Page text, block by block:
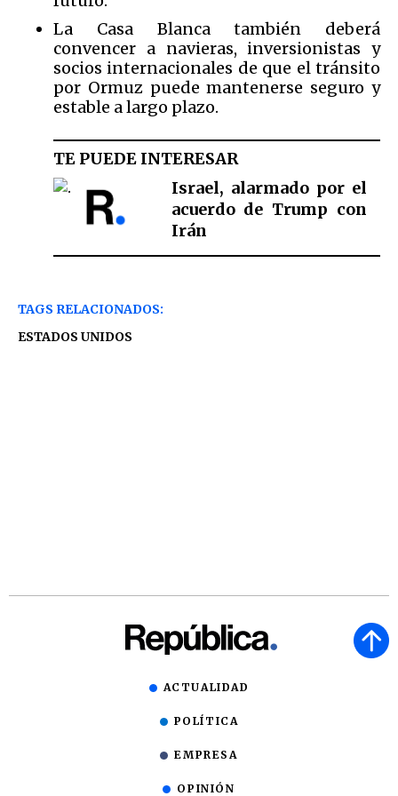
La Casa Blanca también deberá
convencer a navieras, inversionistas y
socios internacionales de que el tránsito
por Ormuz puede mantenerse seguro y
estable a largo plazo.
TE PUEDE INTERESAR
Israel, alarmado por el
acuerdo de Trump con
Irán
TAGS RELACIONADOS:
ESTADOS UNIDOS
ACTUALIDAD
POLÍTICA
EMPRESA
OPINIÓN